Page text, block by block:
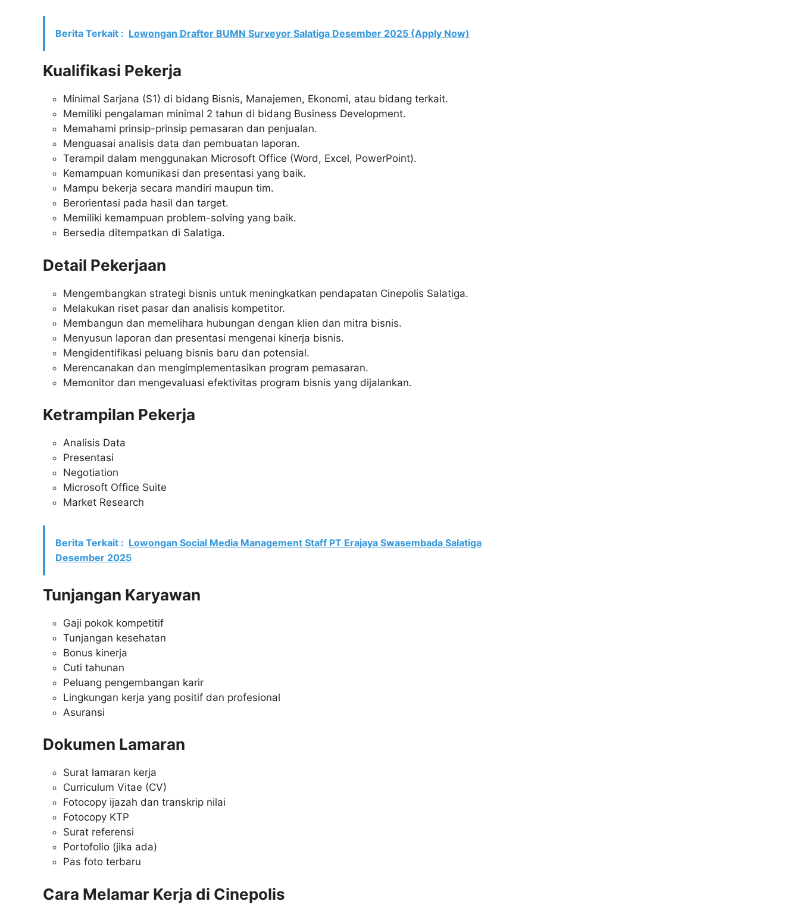
Berita Terkait : Lowongan Drafter BUMN Surveyor Salatiga Desember 2025 (Apply Now)
Kualifikasi Pekerja
Minimal Sarjana (S1) di bidang Bisnis, Manajemen, Ekonomi, atau bidang terkait.
Memiliki pengalaman minimal 2 tahun di bidang Business Development.
Memahami prinsip-prinsip pemasaran dan penjualan.
Menguasai analisis data dan pembuatan laporan.
Terampil dalam menggunakan Microsoft Office (Word, Excel, PowerPoint).
Kemampuan komunikasi dan presentasi yang baik.
Mampu bekerja secara mandiri maupun tim.
Berorientasi pada hasil dan target.
Memiliki kemampuan problem-solving yang baik.
Bersedia ditempatkan di Salatiga.
Detail Pekerjaan
Mengembangkan strategi bisnis untuk meningkatkan pendapatan Cinepolis Salatiga.
Melakukan riset pasar dan analisis kompetitor.
Membangun dan memelihara hubungan dengan klien dan mitra bisnis.
Menyusun laporan dan presentasi mengenai kinerja bisnis.
Mengidentifikasi peluang bisnis baru dan potensial.
Merencanakan dan mengimplementasikan program pemasaran.
Memonitor dan mengevaluasi efektivitas program bisnis yang dijalankan.
Ketrampilan Pekerja
Analisis Data
Presentasi
Negotiation
Microsoft Office Suite
Market Research
Berita Terkait : Lowongan Social Media Management Staff PT Erajaya Swasembada Salatiga
Desember 2025
Tunjangan Karyawan
Gaji pokok kompetitif
Tunjangan kesehatan
Bonus kinerja
Cuti tahunan
Peluang pengembangan karir
Lingkungan kerja yang positif dan profesional
Asuransi
Dokumen Lamaran
Surat lamaran kerja
Curriculum Vitae (CV)
Fotocopy ijazah dan transkrip nilai
Fotocopy KTP
Surat referensi
Portofolio (jika ada)
Pas foto terbaru
Cara Melamar Kerja di Cinepolis